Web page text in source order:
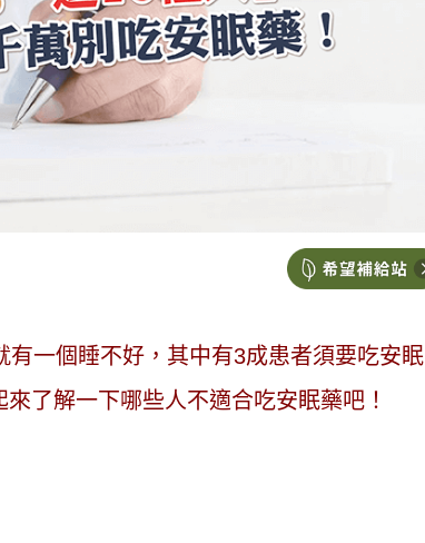
一個睡不好，其中有3成患者須要吃安眠
了解一下哪些人不適合吃安眠藥吧！